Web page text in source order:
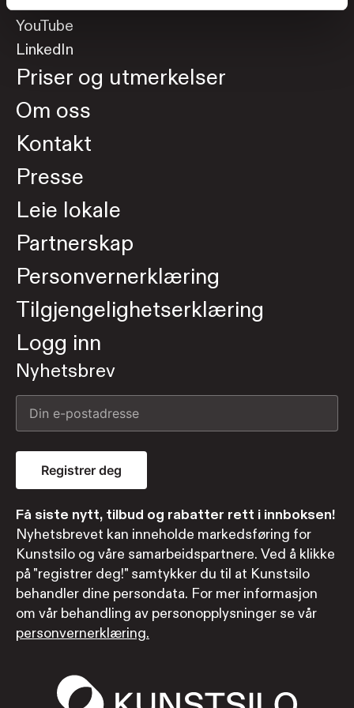
YouTube
LinkedIn
Priser og utmerkelser
Om oss
Kontakt
Presse
Leie lokale
Partnerskap
Personvernerklæring
Tilgjengelighetserklæring
Logg inn
Nyhetsbrev
Registrer deg
Få siste nytt, tilbud og rabatter rett i innboksen!
Nyhetsbrevet kan inneholde markedsføring for
Kunstsilo og våre samarbeidspartnere. Ved å klikke
på "registrer deg!" samtykker du til at Kunstsilo
behandler dine persondata. For mer informasjon
om vår behandling av personopplysninger se vår
personvernerklæring.